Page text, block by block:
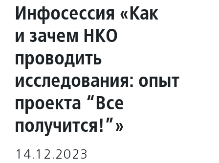
Инфосессия «Как
и зачем НКО
проводить
исследования: опыт
проекта “Все
получится!”»
14.12.2023